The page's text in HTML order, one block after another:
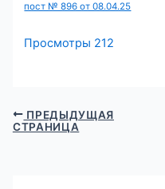
пост № 896 от 08.04.25
Просмотры 212
ПРЕДЫДУЩАЯ
СТРАНИЦА